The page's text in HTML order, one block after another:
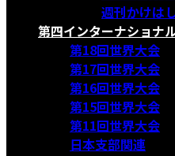
週刊かけは
第四インターナショナ
第18回世界大会
第17回世界大会
第16回世界大会
第15回世界大会
第11回世界大会
日本支部関連